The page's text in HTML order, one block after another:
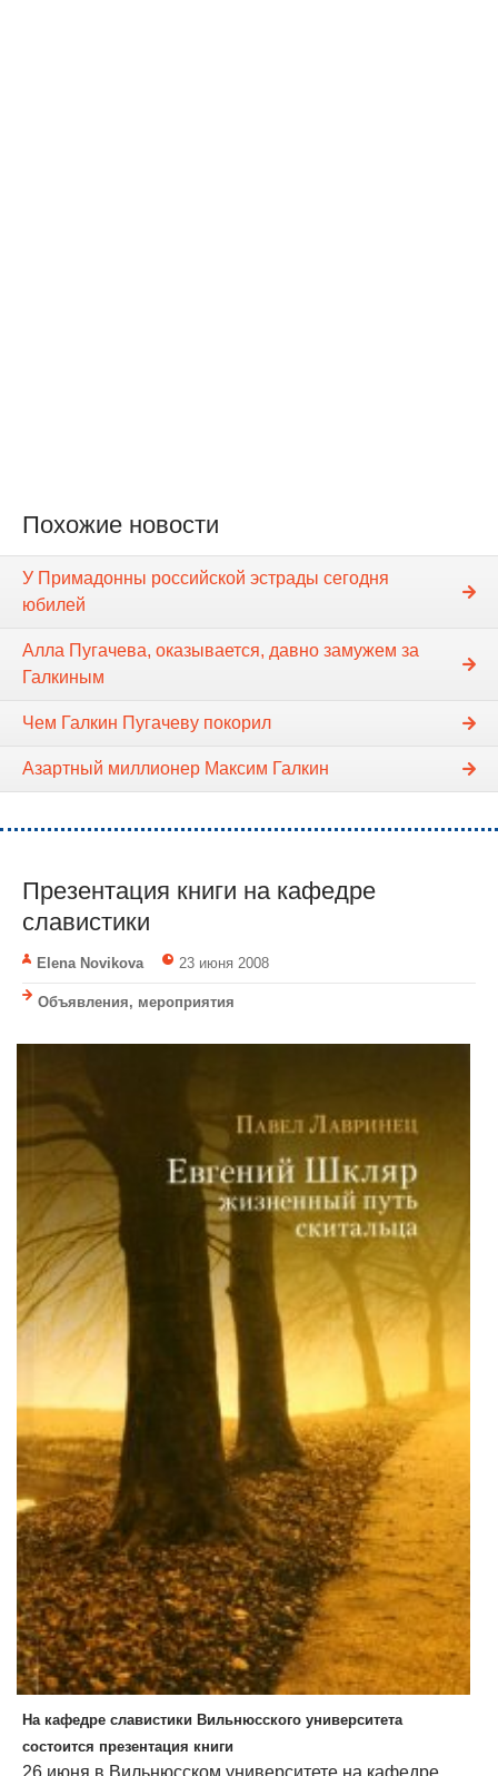
Похожие новости
У Примадонны российской эстрады сегодня
юбилей
Алла Пугачева, оказывается, давно замужем за
Галкиным
Чем Галкин Пугачеву покорил
Азартный миллионер Максим Галкин
Презентация книги на кафедре
славистики
Elena Novikova 23 июня 2008
Объявления, мероприятия
На кафедре славистики Вильнюсского университета
состоится презентация книги